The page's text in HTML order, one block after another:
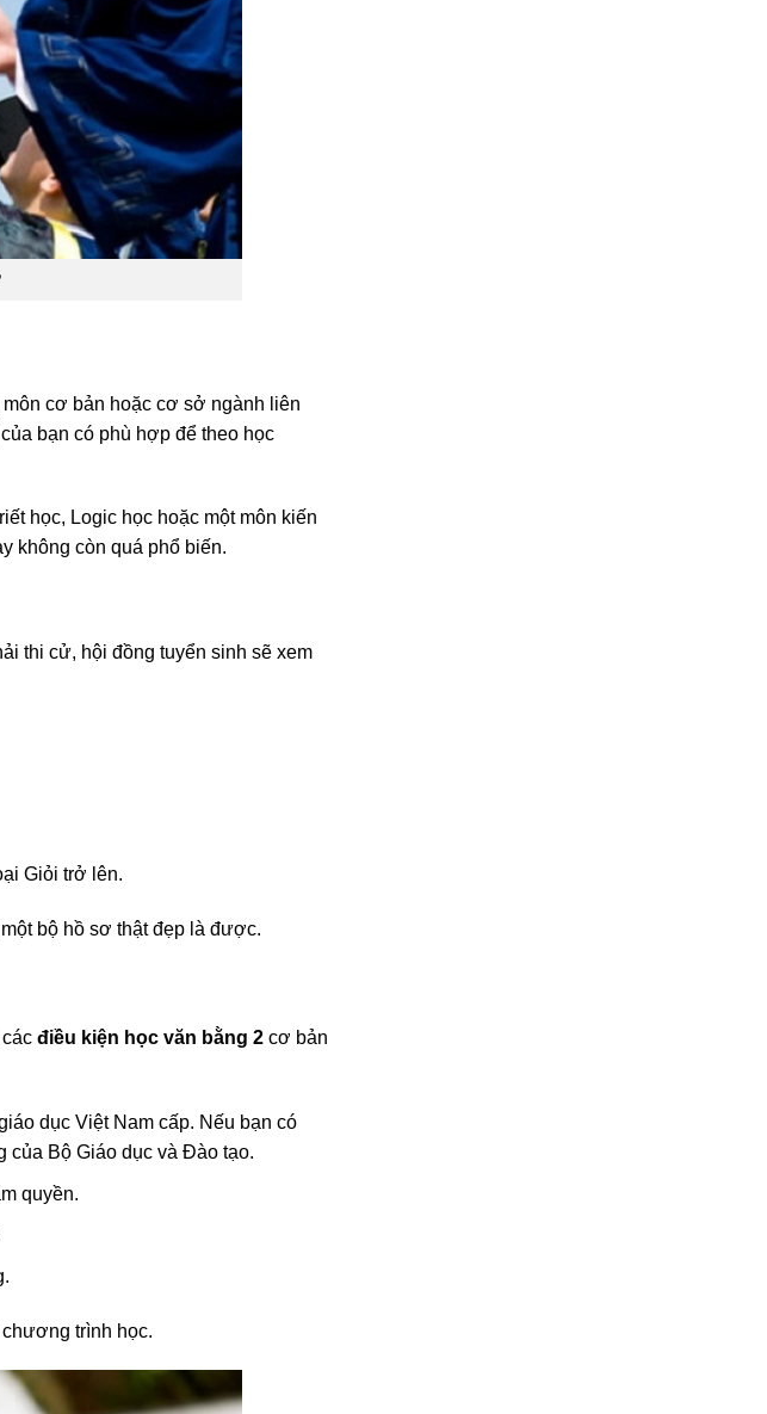
cơ bản hoặc cơ sở ngành liên
bạn có phù hợp để theo học
học, Logic học hoặc một môn kiến
không còn quá phổ biến.
thi cử, hội đồng tuyển sinh sẽ xem
Giỏi trở lên.
bộ hồ sơ thật đẹp là được.
điều kiện học văn bằng 2 cơ bản
dục Việt Nam cấp. Nếu bạn có
của Bộ Giáo dục và Đào tạo.
quyền.
trình học.